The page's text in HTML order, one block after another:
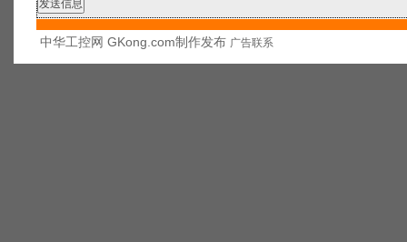
中华工控网 GKong.com制作发布 广告联系